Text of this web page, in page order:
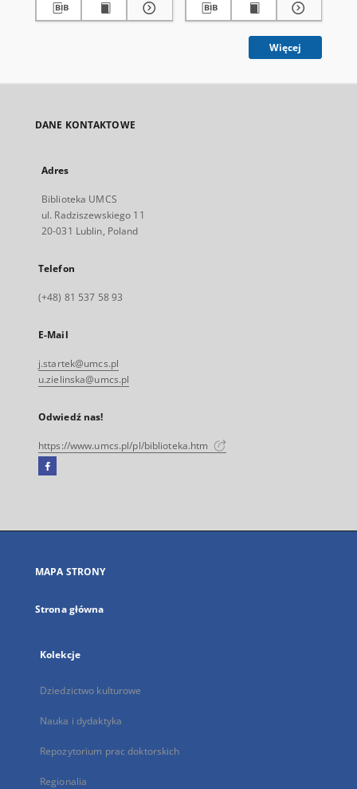
Więcej
DANE KONTAKTOWE
Adres
Biblioteka UMCS
ul. Radziszewskiego 11
20-031 Lublin, Poland
Telefon
(+48) 81 537 58 93
E-Mail
j.startek@umcs.pl
u.zielinska@umcs.pl
Odwiedź nas!
https://www.umcs.pl/pl/biblioteka.htm
Facebook
się
karcie
MAPA STRONY
Strona główna
Kolekcje
Dziedzictwo kulturowe
Nauka i dydaktyka
Repozytorium prac doktorskich
Regionalia